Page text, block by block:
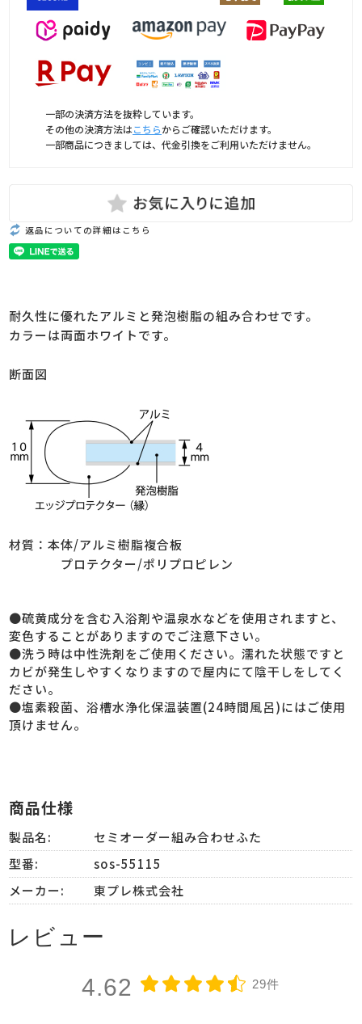
一部の決済方法を抜粋しています。
その他の決済方法はこちらからご確認いただけます。
一部商品につきましては、代金引換をご利用いただけません。
返品についての詳細はこちら
耐久性に優れたアルミと発泡樹脂の組み合わせです。
カラーは両面ホワイトです。
断面図
材質：本体/アルミ樹脂複合板
プロテクター/ポリプロピレン
●硫黄成分を含む入浴剤や温泉水などを使用されますと、
変色することがありますのでご注意下さい。
●洗う時は中性洗剤をご使用ください。濡れた状態ですと
カビが発生しやすくなりますので屋内にて陰干しをしてく
ださい。
●塩素殺菌、浴槽水浄化保温装置(24時間風呂)にはご使用
頂けません。
商品仕様
製品名:
セミオーダー組み合わせふた
型番:
sos-55115
メーカー:
東プレ株式会社
レビュー
4.62 29件